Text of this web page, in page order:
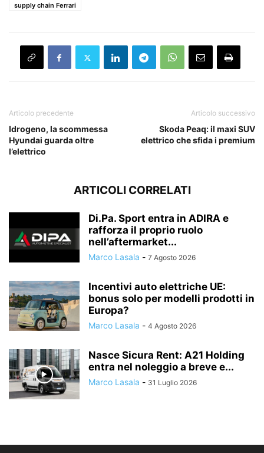
supply chain Ferrari
Articolo precedente
Idrogeno, la scommessa
Hyundai guarda oltre
l’elettrico
Articolo successivo
Skoda Peaq: il maxi SUV
elettrico che sfida i premium
ARTICOLI CORRELATI
Di.Pa. Sport entra in ADIRA e
rafforza il proprio ruolo
nell’aftermarket...
Marco Lasala - 7 Agosto 2026
Incentivi auto elettriche UE:
bonus solo per modelli prodotti in
Europa?
Marco Lasala - 4 Agosto 2026
Nasce Sicura Rent: A21 Holding
entra nel noleggio a breve e...
Marco Lasala - 31 Luglio 2026